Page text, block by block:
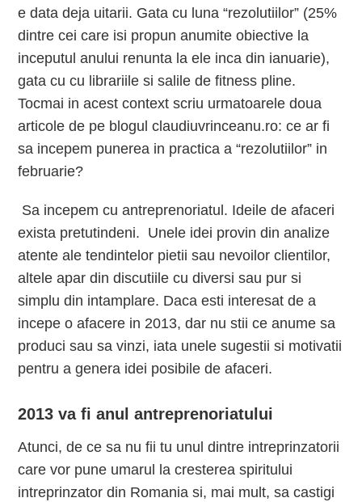
e data deja uitarii. Gata cu luna “rezolutiilor” (25%
dintre cei care isi propun anumite obiective la
inceputul anului renunta la ele inca din ianuarie),
gata cu cu librariile si salile de fitness pline.
Tocmai in acest context scriu urmatoarele doua
articole de pe blogul claudiuvrinceanu.ro: ce ar fi
sa incepem punerea in practica a “rezolutiilor” in
februarie?
Sa incepem cu antreprenoriatul. Ideile de afaceri
exista pretutindeni. Unele idei provin din analize
atente ale tendintelor pietii sau nevoilor clientilor,
altele apar din discutiile cu diversi sau pur si
simplu din intamplare. Daca esti interesat de a
incepe o afacere in 2013, dar nu stii ce anume sa
produci sau sa vinzi, iata unele sugestii si motivatii
pentru a genera idei posibile de afaceri.
2013 va fi anul antreprenoriatului
Atunci, de ce sa nu fii tu unul dintre intreprinzatorii
care vor pune umarul la cresterea spiritului
intreprinzator din Romania si, mai mult, sa castigi